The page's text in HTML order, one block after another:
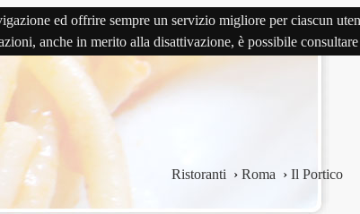
ed offrire sempre un servizio migliore per ciascun
anche in merito alla disattivazione, è possibile
Ristoranti › Roma › Il Portico